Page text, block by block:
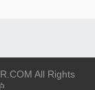
All Rights